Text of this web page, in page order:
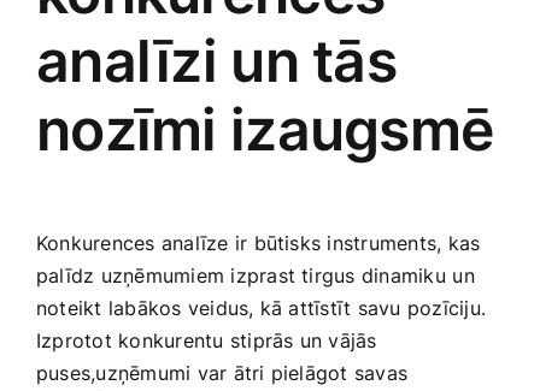
analīzi un tās
nozīmi izaugsmē
Konkurences analīze ir būtisks instruments, kas
palīdz uzņēmumiem izprast tirgus dinamiku ⁣un
noteikt labākos veidus,‍ kā attīstīt savu pozīciju.
Izprotot konkurentu stiprās un vājās
puses,uzņēmumi var ātri pielāgot savas